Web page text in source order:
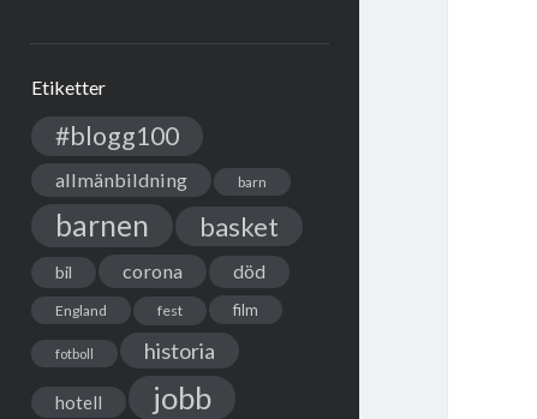
Etiketter
#blogg100
allmänbildning barn
barnen basket
bil corona död
England fest film
fotboll historia
hotell jobb